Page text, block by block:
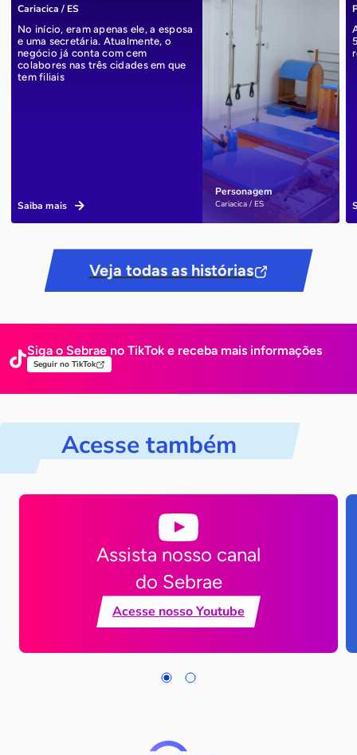
Personagem
Cariacica / ES
Cariacica / ES
No início, eram apenas ele, a esposa
e uma secretária. Atualmente, o
negócio já conta com cem
colabores nas três cidades em que
tem filiais
Saiba mais
Veja todas as histórias
Siga o Sebrae no TikTok e receba mais informações
Seguir no TikTok
Acesse também
Assista nosso canal
do Sebrae
Acesse nosso Youtube